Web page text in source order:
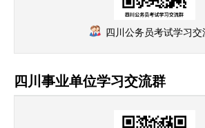
四川公务员考试学习交
四川事业单位学习交流群